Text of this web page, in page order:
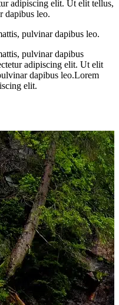
adipiscing elit. Ut elit tellus,
dapibus leo.
pulvinar dapibus leo.
pulvinar dapibus
adipiscing elit. Ut elit
dapibus leo.Lorem
elit.